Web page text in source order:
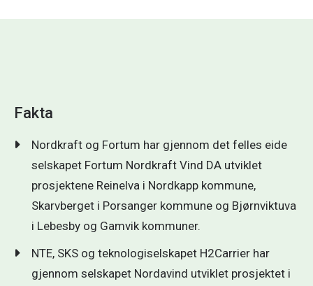
Fakta
Nordkraft og Fortum har gjennom det felles eide
selskapet Fortum Nordkraft Vind DA utviklet
prosjektene Reinelva i Nordkapp kommune,
Skarvberget i Porsanger kommune og Bjørnviktuva
i Lebesby og Gamvik kommuner.
NTE, SKS og teknologiselskapet H2Carrier har
gjennom selskapet Nordavind utviklet prosjektet i